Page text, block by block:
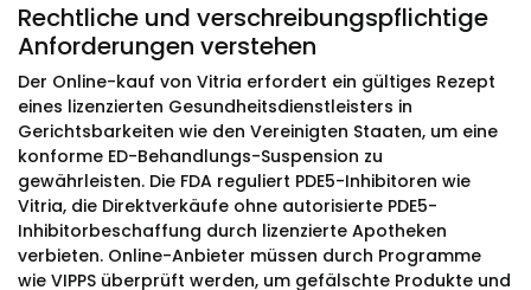
Rechtliche und verschreibungspflichtige
Anforderungen verstehen
Der Online-kauf von Vitria erfordert ein gültiges Rezept
eines lizenzierten Gesundheitsdienstleisters in
Gerichtsbarkeiten wie den Vereinigten Staaten, um eine
konforme ED-Behandlungs-Suspension zu
gewährleisten. Die FDA reguliert PDE5-Inhibitoren wie
Vitria, die Direktverkäufe ohne autorisierte PDE5-
Inhibitorbeschaffung durch lizenzierte Apotheken
verbieten. Online-Anbieter müssen durch Programme
wie VIPPS überprüft werden, um gefälschte Produkte und